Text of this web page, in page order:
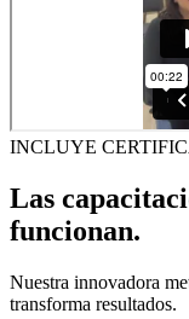
INCLUYE
Las
funcionan.
Nuestra innovadora
transforma resultados.